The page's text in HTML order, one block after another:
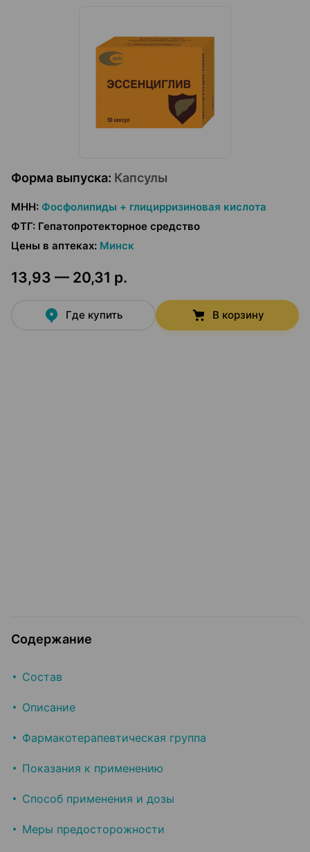
Форма выпуска: Капсулы
МНН: Фосфолипиды + глицирризиновая кислота
ФТГ: Гепатопротекторное средство
Цены в аптеках: Минск
13,93 — 20,31 р.
Где купить В корзину
Содержание
Состав
Описание
Фармакотерапевтическая группа
Показания к применению
Способ применения и дозы
Меры предосторожности